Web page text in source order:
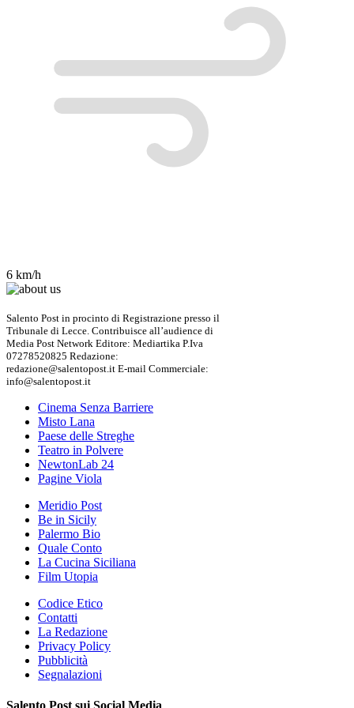
6 km/h
Salento Post in procinto di Registrazione presso il
Tribunale di Lecce. Contribuisce all’audience di
Media Post Network Editore: Mediartika P.Iva
07278520825 Redazione:
redazione@salentopost.it E-mail Commerciale:
info@salentopost.it
Cinema Senza Barriere
Misto Lana
Paese delle Streghe
Teatro in Polvere
NewtonLab 24
Pagine Viola
Meridio Post
Be in Sicily
Palermo Bio
Quale Conto
La Cucina Siciliana
Film Utopia
Codice Etico
Contatti
La Redazione
Privacy Policy
Pubblicità
Segnalazioni
Salento Post sui Social Media